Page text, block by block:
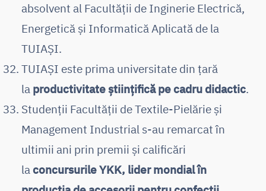
absolvent al Facultății de Inginerie Electrică,
Energetică și Informatică Aplicată de la
TUIAȘI.
TUIAȘI este prima universitate din țară
la productivitate științifică pe cadru didactic.
Studenții Facultății de Textile-Pielărie și
Management Industrial s-au remarcat în
ultimii ani prin premii și calificări
laconcursurile YKK, lider mondial în